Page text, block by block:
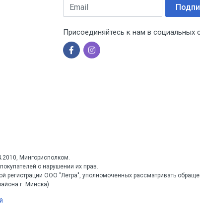
Email
Присоединяйтесь к нам в социальных
Мингорисполком.
о нарушении их прав.
регистрации ООО "Летра", уполномоченных рассматривать
г. Минска)